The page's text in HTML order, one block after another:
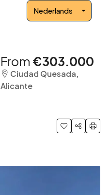
Nederlands
From €303.000
Ciudad Quesada,
Alicante